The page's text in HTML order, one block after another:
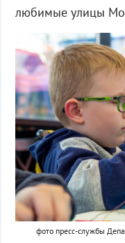
любимые улицы
фото пресс-службы